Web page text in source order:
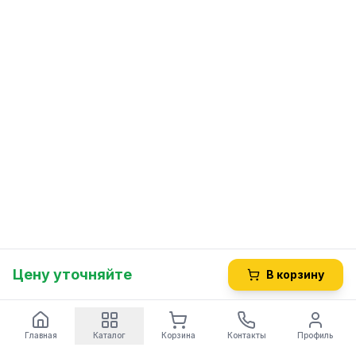
Цену уточняйте В корзину
Главная Каталог Корзина Контакты Профиль